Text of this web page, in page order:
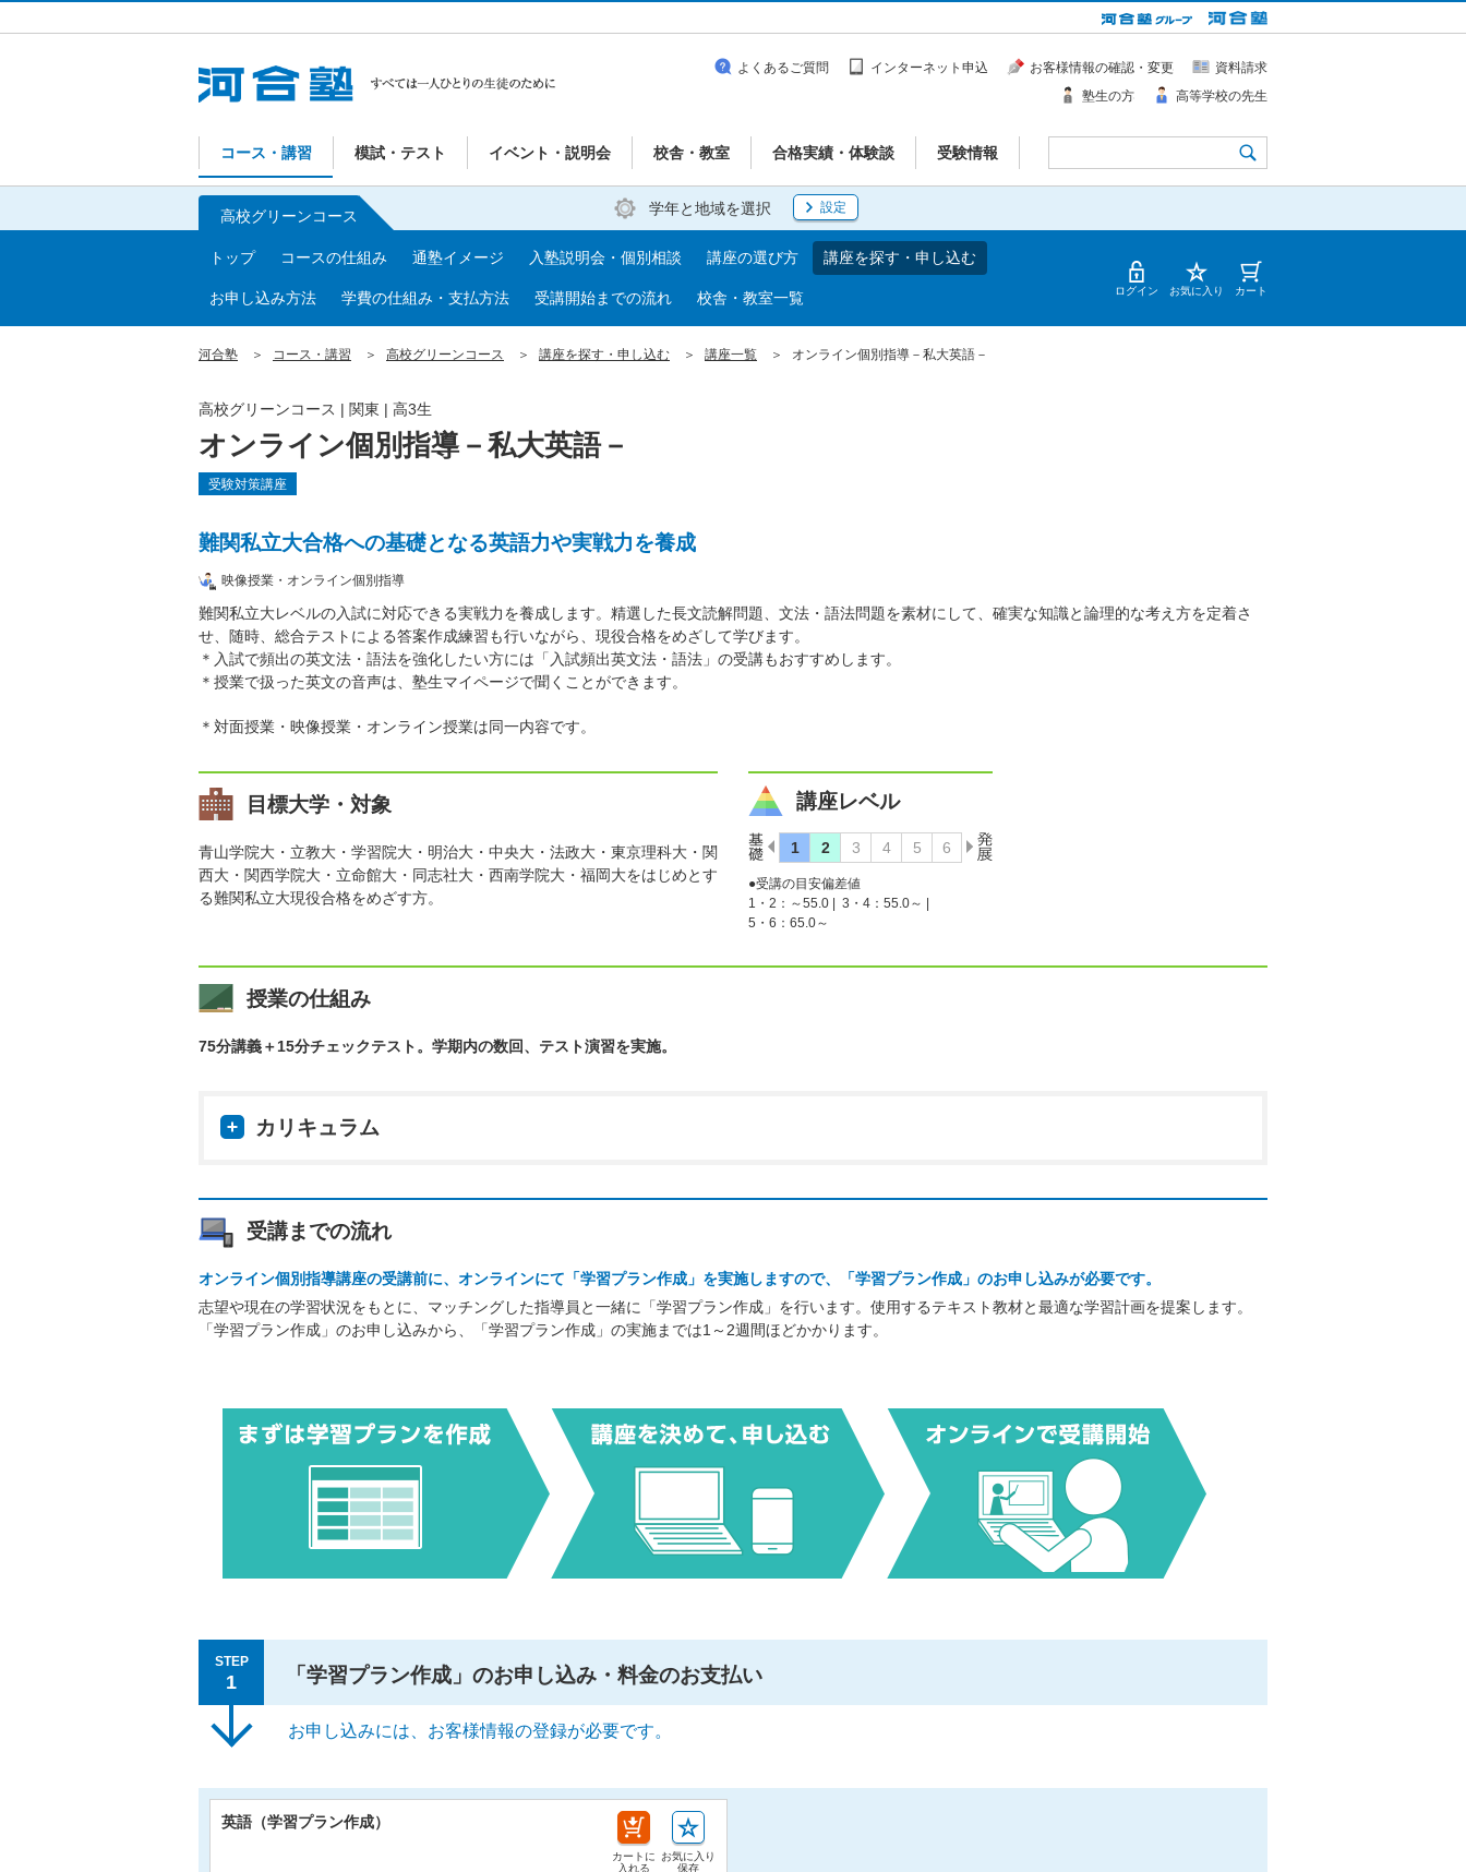
コース・講習 模試・テスト イベント・説明会 校舎・教室 合格実績・体験談 受験情報
よくあるご質問 インターネット申込 お客様情報の確認・変更
資料請求
塾生の方
高等学校の先生
学年と地域を選択 設定
高校グリーンコース
トップ コースの仕組み 通塾イメージ 入塾説明会・個別相談 講座の選び方 講座を探す・申し込む
お申し込み方法 学費の仕組み・支払方法 受講開始までの流れ 校舎・教室一覧 ログイン お気に入り カート
河合塾 コース・講習 高校グリーンコース 講座を探す・申し込む 講座一覧 オンライン個別指導－私大英語－
高校グリーンコース | 関東 | 高3生
オンライン個別指導－私大英語－
受験対策講座
難関私立大合格への基礎となる英語力や実戦力を養成
映像授業・オンライン個別指導
難関私立大レベルの入試に対応できる実戦力を養成します。精選した長文読解問題、文法・語法問題を素材にして、確実な知識と論理的な考え方を定着さ
せ、随時、総合テストによる答案作成練習も行いながら、現役合格をめざして学びます。
＊入試で頻出の英文法・語法を強化したい方には「入試頻出英文法・語法」の受講もおすすめします。
＊授業で扱った英文の音声は、塾生マイページで聞くことができます。
＊対面授業・映像授業・オンライン授業は同一内容です。
目標大学・対象
青山学院大・立教大・学習院大・明治大・中央大・法政大・東京理科大・関
西大・関西学院大・立命館大・同志社大・西南学院大・福岡大をはじめとす
る難関私立大現役合格をめざす方。
講座レベル
●受講の目安偏差値
1・2：～55.0 |
3・4：55.0～ |
5・6：65.0～
授業の仕組み
75分講義＋15分チェックテスト。学期内の数回、テスト演習を実施。
カリキュラム
受講までの流れ
オンライン個別指導講座の受講前に、オンラインにて「学習プラン作成」を実施しますので、「学習プラン作成」のお申し込みが必要です。
志望や現在の学習状況をもとに、マッチングした指導員と一緒に「学習プラン作成」を行います。使用するテキスト教材と最適な学習計画を提案します。
「学習プラン作成」のお申し込みから、「学習プラン作成」の実施までは1～2週間ほどかかります。
STEP
1 「学習プラン作成」のお申し込み・料金のお支払い
お申し込みには、お客様情報の登録が必要です。
英語（学習プラン作成）
カートに
入れる
お気に入り
保存